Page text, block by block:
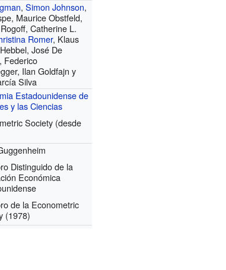
,Simon Johnson,
Maurice Obstfeld,
Catherine L.
Romer, Klaus
José De
Federico
Ilan Goldfajn y
Silva
Estadounidense de
y las Ciencias
Society (desde
Distinguido de la
Económica
de la Econometric
(1978)